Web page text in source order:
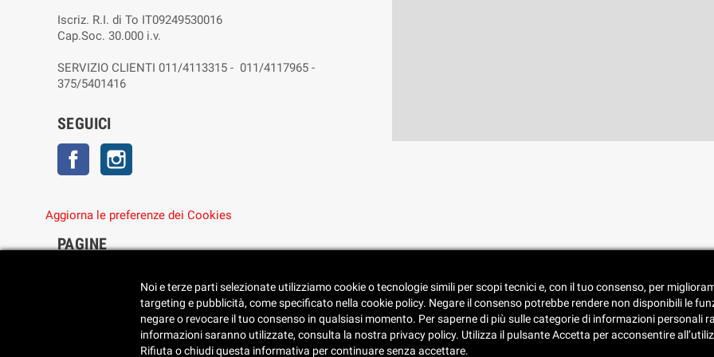
Iscriz. R.I. di To IT09249530016
Cap.Soc. 30.000 i.v.
SERVIZIO CLIENTI 011/4113315 - 011/4117965 -
375/5401416
SEGUICI
Facebook
Aggiorna le preferenze dei Cookies
PAGINE
• Reimposta le preferenze dei cookie
• Spedizione e consegna
• Condizioni di vendita
• Catalogo
Noi e terze parti selezionate utilizziamo cookie o tecnologie simili per scopi tecnici e, con il tuo consenso, per
targeting e pubblicità, come specificato nella cookie policy. Negare il consenso potrebbe rendere non disponibili le
negare o revocare il tuo consenso in qualsiasi momento. Per saperne di più sulle categorie di informazioni personali
informazioni saranno utilizzate, consulta la nostra privacy policy. Utilizza il pulsante Accetta per acconsentire
Rifiuta o chiudi questa informativa per continuare senza accettare.